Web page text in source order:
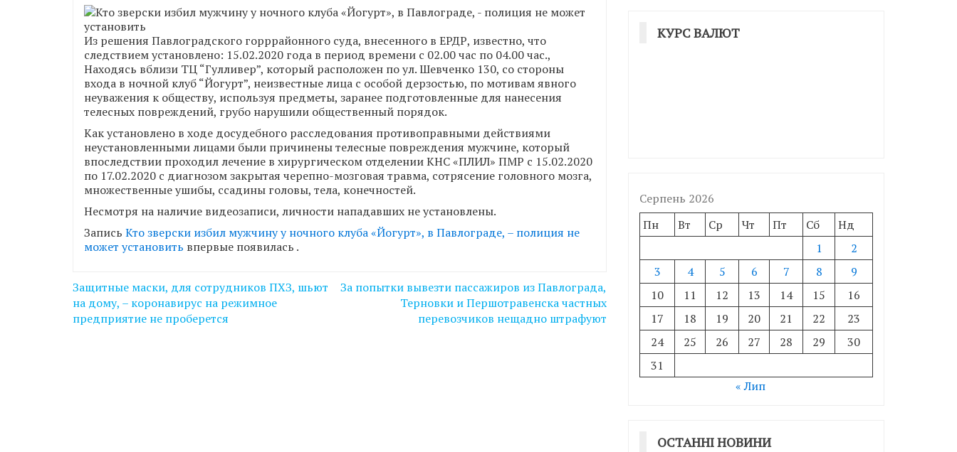
Из решения Павлоградского горррайонного суда, внесенного в ЕРДР, известно, что
следствием установлено: 15.02.2020 года в период времени с 02.00 час по 04.00 час.,
Находясь вблизи ТЦ “Гулливер”, который расположен по ул. Шевченко 130, со стороны
входа в ночной клуб “Йогурт”, неизвестные лица с особой дерзостью, по мотивам явного
неуважения к обществу, используя предметы, заранее подготовленные для нанесения
телесных повреждений, грубо нарушили общественный порядок.
Как установлено в ходе досудебного расследования противоправными действиями
неустановленными лицами были причинены телесные повреждения мужчине, который
впоследствии проходил лечение в хирургическом отделении КНС «ПЛИЛ» ПМР с 15.02.2020
по 17.02.2020 с диагнозом закрытая черепно-мозговая травма, сотрясение головного мозга,
множественные ушибы, ссадины головы, тела, конечностей.
Несмотря на наличие видеозаписи, личности нападавших не установлены.
Запись Кто зверски избил мужчину у ночного клуба «Йогурт», в Павлограде, – полиция не
может установить впервые появилась .
Навігація
записів
Защитные маски, для сотрудников ПХЗ, шьют
на дому, – коронавирус на режимное
предприятие не проберется
За попытки вывезти пассажиров из Павлограда,
Терновки и Першотравенска частных
перевозчиков нещадно штрафуют
КУРС ВАЛЮТ
Серпень 2026
Пн
Вт Ср Чт Пт Сб
Нд
1
2
3
4 5 6 7 8
9
10
11 12 13 14 15
16
17
18 19 20 21 22
23
24
25 26 27 28 29
30
31
« Лип
ОСТАННІ НОВИНИ